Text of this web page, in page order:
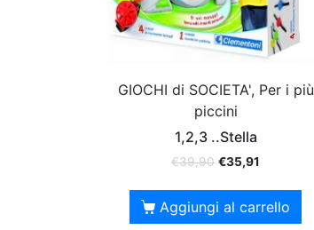
GIOCHI di SOCIETA', Per i più
piccini
1,2,3 ..Stella
€39,90 €35,91
Aggiungi al carrello